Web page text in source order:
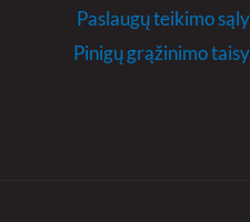
Paslaugų teikimo
Pinigų grąžinimo